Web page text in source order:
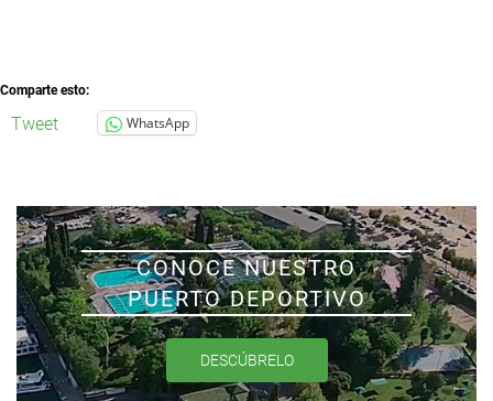
Comparte esto:
Tweet WhatsApp
CONOCE NUESTRO
PUERTO DEPORTIVO
DESCÚBRELO